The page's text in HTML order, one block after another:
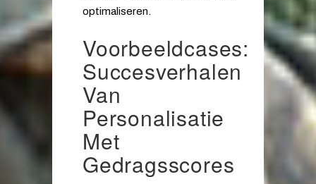
optimaliseren.
Voorbeeldcases:
Succesverhalen
Van
Personalisatie
Met
Gedragsscores